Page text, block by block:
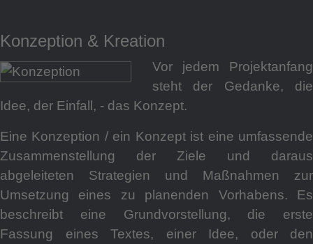
Konzeption & Kreation
Vor jedem Projektanfang
steht der Gedanke, die
Idee, der Einfall, - das Konzept.
Eine Konzeption / ein Konzept ist eine umfassende
Zusammenstellung der Ziele und daraus
abgeleiteten Strategien und Maßnahmen zur
Umsetzung eines zu planenden Vorhabens. Es
beschreibt eine Grundvorstellung, die erste
Fassung eines Textes, einer Idee, oder den